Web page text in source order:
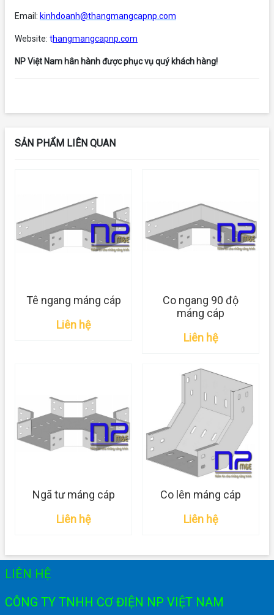
Email: kinhdoanh@thangmangcapnp.com
Website: thangmangcapnp.com
NP Việt Nam hân hành được phục vụ quý khách hàng!
SẢN PHẨM LIÊN QUAN
Tê ngang máng cáp
Liên hệ
Co ngang 90 độ
máng cáp
Liên hệ
Ngã tư máng cáp
Liên hệ
Co lên máng cáp
Liên hệ
LIÊN HỆ
CÔNG TY TNHH CƠ ĐIỆN NP VIỆT NAM